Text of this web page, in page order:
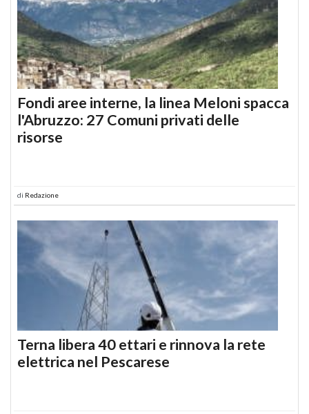
Fondi aree interne, la linea Meloni spacca
l'Abruzzo: 27 Comuni privati delle
risorse
di Redazione
Terna libera 40 ettari e rinnova la rete
elettrica nel Pescarese